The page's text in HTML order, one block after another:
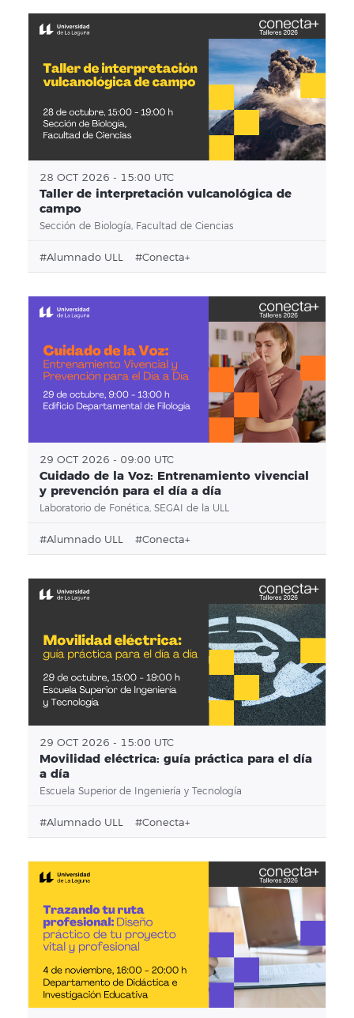
28 OCT 2026 - 15:00 UTC
Taller de interpretación vulcanológica de
campo
Sección de Biología, Facultad de Ciencias
#alumnado ULL #conecta+
29 OCT 2026 - 09:00 UTC
Cuidado de la Voz: Entrenamiento vivencial
y prevención para el día a día
Laboratorio de Fonética, SEGAI de la ULL
#alumnado ULL #conecta+
29 OCT 2026 - 15:00 UTC
Movilidad eléctrica: guía práctica para el día
a día
Escuela Superior de Ingeniería y Tecnología
#alumnado ULL #conecta+